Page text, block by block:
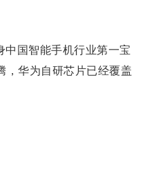
中国智能手机行业第一宝
，华为自研芯片已经覆盖